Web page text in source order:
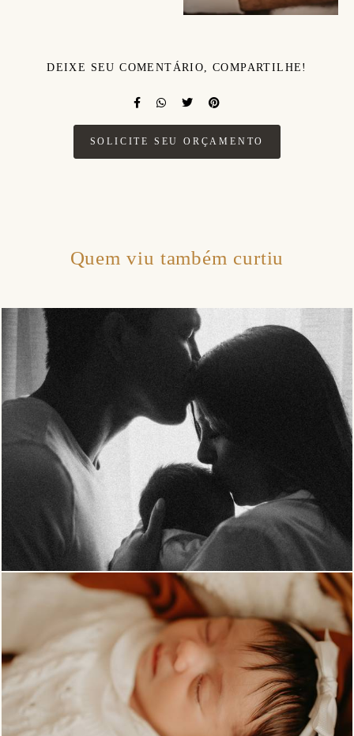
DEIXE SEU COMENTÁRIO, COMPARTILHE!
SOLICITE SEU ORÇAMENTO
Quem viu também curtiu